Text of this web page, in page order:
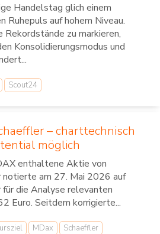
Handelstag glich einem
Ruhepuls auf hohem Niveau.
Rekordstände zu markieren,
Konsolidierungsmodus und
Scout24
– charttechnisch
möglich
enthaltene Aktie von
notierte am 27. Mai 2026 auf
für die Analyse relevanten
Euro. Seitdem korrigierte...
MDax
Schaeffler